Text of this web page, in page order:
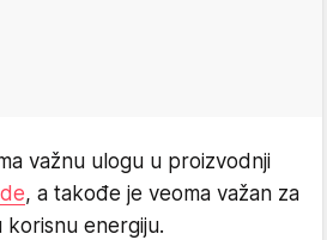
važnu ulogu u proizvodnji
, a takođe je veoma važan za
energiju.